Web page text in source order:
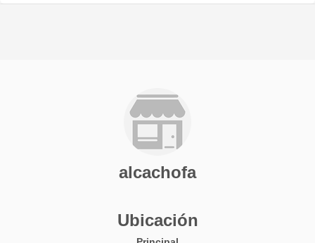
alcachofa
Ubicación